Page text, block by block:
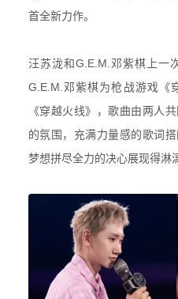
首全新力作。
汪苏泷和G.E.M.邓紫棋上一
G.E.M.邓紫棋为枪战游戏《
《穿越火线》，歌曲由两人
的氛围 ，充满力量感的歌词
梦想拼尽全力的决心展现得淋